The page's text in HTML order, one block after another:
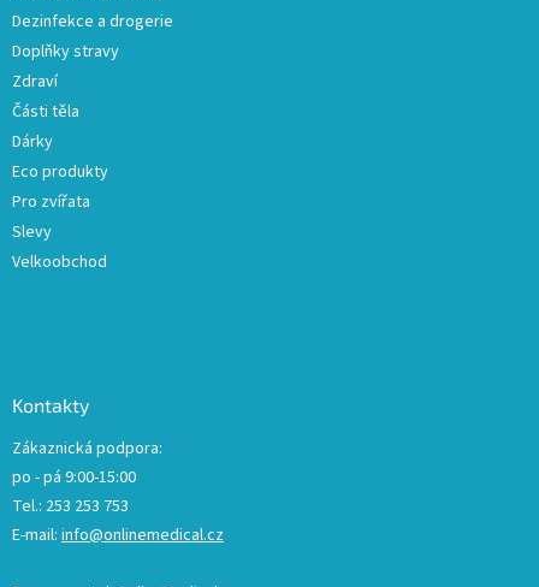
Dezinfekce a drogerie
Doplňky stravy
Zdraví
Části těla
Dárky
Eco produkty
Pro zvířata
Slevy
Velkoobchod
Kontakty
Zákaznická podpora:
po - pá 9:00-15:00
Tel.: 253 253 753
E-mail: info@onlinemedical.cz